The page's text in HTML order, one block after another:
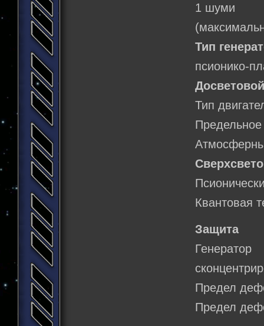
1 шуми
Тип
псионико-
Тип
Квантовая
Защита
Предел
Предел